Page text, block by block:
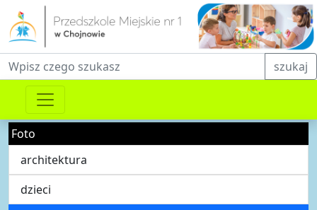
Fraza do wyszukiwania szukaj
Foto
architektura
dzieci